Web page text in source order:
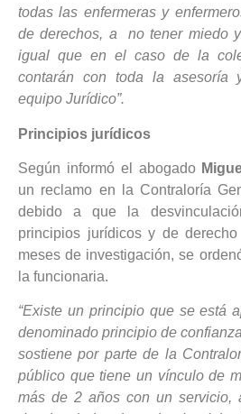
todas las enfermeras y
de derechos, a no tener miedo
igual que en el caso de la
contarán con toda la asesoría
equipo Jurídico”.
Principios jurídicos
Según informó el abogado
un reclamo en la Contraloría
debido a que la
principios jurídicos y de
meses de investigación, se
la funcionaria.
“Existe un principio que se está
denominado principio de
sostiene por parte de la
público que tiene un vínculo de
más de 2 años con un servicio,